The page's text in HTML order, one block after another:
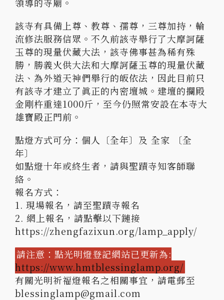
該寺有具備上尊、教尊、孺尊，三尊加持，輪
流修法服務信眾。不久前該寺舉行了大摩訶薩
玉尊的現量伏藏大法，該寺佛事甚為稀有殊
勝，勝義火供大法和大摩訶薩玉尊的現量伏藏
法、為外道天神們舉行的皈依法，因此目前只
有該寺才建立了眞正的內密壇城。建壇的攔殿
金剛杵重達1000斤，至今仍照常安設在本寺大
雄寶殿正門前。
點燈方式可分：個人〔全年〕及 全家 〔全
年〕
如點燈十年或終生者，請與聖蹟寺知客師聯
絡。
報名方式：
1. 現場報名，請至聖蹟寺報名
2. 網上報名，請點擊以下鏈接
https://zhengfazixun.org/lamp_apply/
請注意：點光明燈登記網站已更新為:
https://www.hmtblessinglamp.org/
有關光明祈福燈報名之相關事宜，請電郵至
blessinglamp@gmail.com